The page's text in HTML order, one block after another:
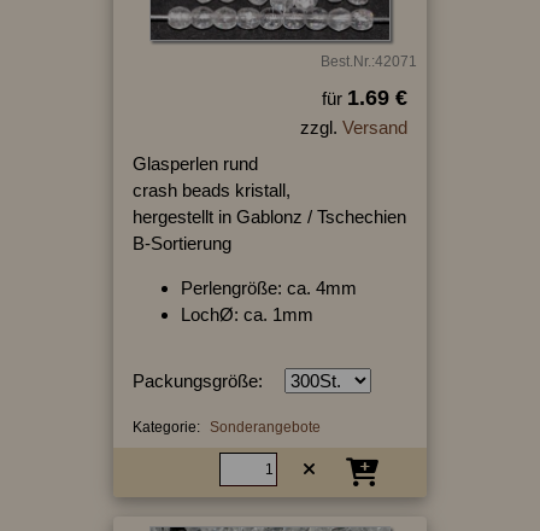
Best.Nr.:42071
für 1.69 €
zzgl. Versand
Glasperlen rund
crash beads kristall,
hergestellt in Gablonz / Tschechien
B-Sortierung
Perlengröße: ca. 4mm
LochØ: ca. 1mm
Packungsgröße:
Kategorie: Sonderangebote